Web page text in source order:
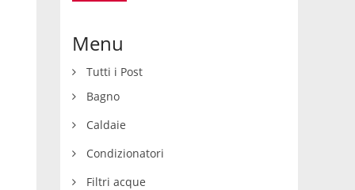
Menu
Tutti i Post
Bagno
Caldaie
Condizionatori
Filtri acque